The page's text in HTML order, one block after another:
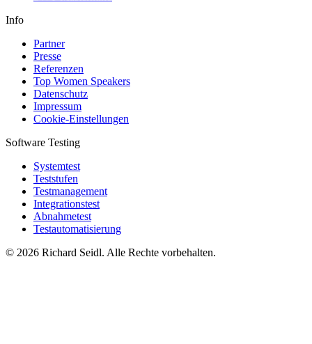
Info
Partner
Presse
Referenzen
Top Women Speakers
Datenschutz
Impressum
Cookie-Einstellungen
Software Testing
Systemtest
Teststufen
Testmanagement
Integrationstest
Abnahmetest
Testautomatisierung
© 2026 Richard Seidl. Alle Rechte vorbehalten.